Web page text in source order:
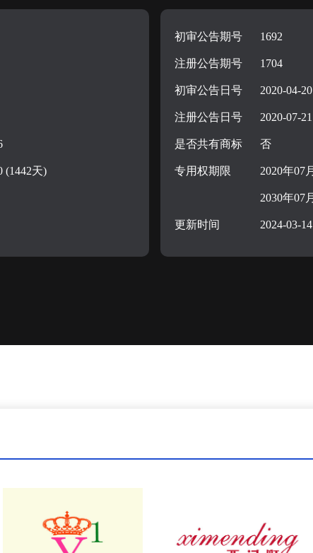
(1442天)
初审公告期号 1692
注册公告期号 1704
初审公告日号 2020-04-20
注册公告日号 2020-07-21
是否共有商标 否
专用权期限 2020年07
2030年07
更新时间 2024-03-14